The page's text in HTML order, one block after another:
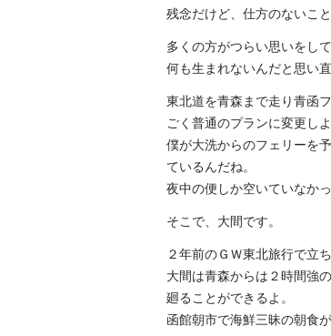
残念だけど、仕方のないこと
多くの方がつらい思いをし
何も生まれないんだと思い直
東北道を青森まで走り青函
ごく普通のプランに変更し
僕が大洗からのフェリーを
ているんだね。
夜中の便しか空いていなかっ
そこで、大間です。
２年前のＧＷ東北旅行で立
大間は青森からは２時間強
廻ることができるよ。
函館朝市で海鮮三昧の朝食